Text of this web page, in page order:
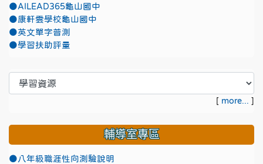
●AILEAD365龜山國中
●康軒雲學校龜山國中
●英文單字普測
●學習扶助評量
[ more... ]
輔導室專區
●八年級職涯性向測驗說明